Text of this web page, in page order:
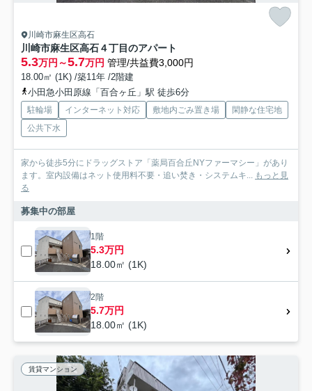
川崎市麻生区高石
川崎市麻生区高石４丁目のアパート
5.3万円～5.7万円 管理/共益費3,000円
18.00㎡ (1K) /築11年 /2階建
小田急小田原線「百合ヶ丘」駅 徒歩6分
駐輪場 インターネット対応 敷地内ごみ置き場
閑静な住宅地
公共下水
家から徒歩5分にドラッグストア「薬局百合丘NYファーマシー」があり
ます。室内設備はネット使用料不要・追い焚き・システムキ... もっと見
る
募集中の部屋
1階
5.3万円
18.00㎡ (1K)
2階
5.7万円
18.00㎡ (1K)
賃貸マンション